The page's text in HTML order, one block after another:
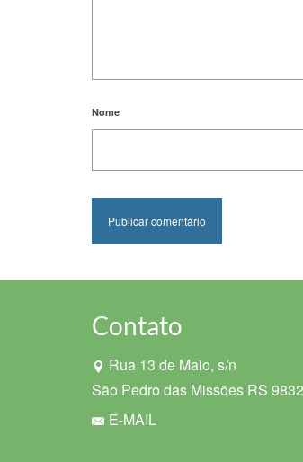
Nome
Contato
Rua 13 de Maio, s/n
São Pedro das Missões RS
E-MAIL